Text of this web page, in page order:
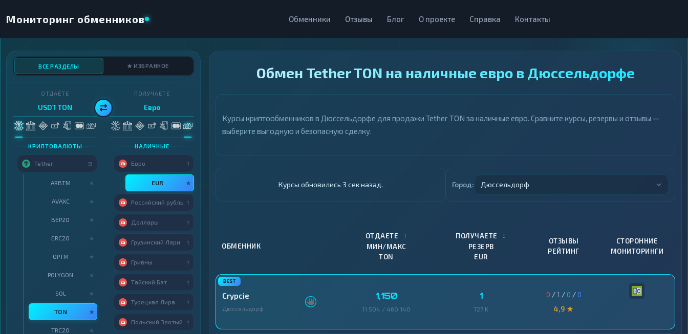
Мониторинг обменников Обменники Отзывы Блог О проекте Справка Контакты
Обмен Tether TON на наличные евро в Дюссельдорфе
Курсы криптообменников в Дюссельдорфе для продажи Tether TON за наличные евро. Сравните курсы, резервы и отзывы —
выберите выгодную и безопасную сделку.
Курсы обновились 4 сек назад. Город: Дюссельдорф
ОБМЕННИК
ОТДАЕТЕ ↑
МИН/МАКС
TON
ПОЛУЧАЕТЕ ↕
РЕЗЕРВ
EUR
ОТЗЫВЫ
РЕЙТИНГ
СТОРОННИЕ
МОНИТОРИНГИ
Crypcie
Дюссельдорф
1,150
11 504 / 460 140
1
727 K
0 /1 / 0 /0
4,9 ★
ВСЕ РАЗДЕЛЫ ★ ИЗБРАННОЕ
ОТДАЁТЕ
USDT TON
КРИПТОВАЛЮТЫ
Tether 9
ARBTM ★
AVAXC ★
BEP20 ★
ERC20 ★
OPTM ★
POLYGON ★
SOL ★
TON ★
TRC20 ★
ПОЛУЧАЕТЕ
Евро
НАЛИЧНЫЕ
Евро 1
EUR ★
Российский рубль 1
Доллары 1
Грузинский Лари 1
Гривны 1
Тайский Бат 1
Турецкая Лира 1
Польский Злотый 1